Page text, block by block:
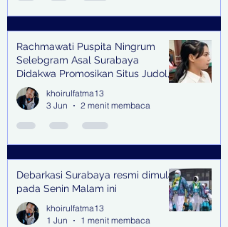
Rachmawati Puspita Ningrum
Selebgram Asal Surabaya
Didakwa Promosikan Situs Judol,
Raup Rp2 Juta dari Tiga Kali
Endorse
khoirulfatma13
3 Jun
2 menit membaca
Debarkasi Surabaya resmi dimulai
pada Senin Malam ini
khoirulfatma13
1 Jun
1 menit membaca